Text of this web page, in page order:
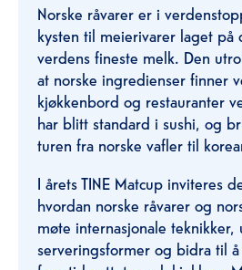
Norske råvarer er i
kysten til meierivarer laget på
verdens fineste melk. Den
at norske ingredienser finner
kjøkkenbord og restauranter
har blitt standard i sushi, og
turen fra norske vafler til
I årets TINE Matcup inviteres
hvordan norske råvarer og
møte internasjonale teknikker,
serveringsformer og bidra til